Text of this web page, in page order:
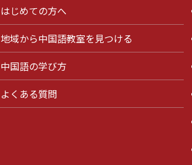
はじめての方へ
地域から中国語教室を見つける
中国語の学び方
よくある質問